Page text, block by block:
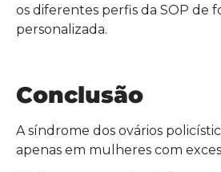
os diferentes perfis da SOP de
personalizada.
Conclusão
A síndrome dos ovários
apenas em mulheres com